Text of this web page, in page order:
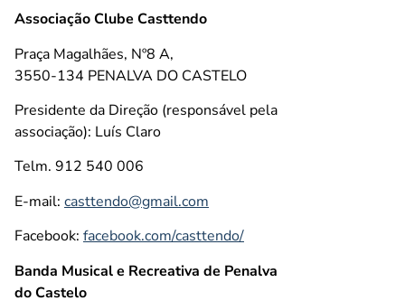
Associação Clube Casttendo
Praça Magalhães, Nº8 A,
3550-134 PENALVA DO CASTELO
Presidente da Direção (responsável pela
associação): Luís Claro
Telm. 912 540 006
E-mail: casttendo@gmail.com
Facebook: facebook.com/casttendo/
Banda Musical e Recreativa de Penalva
do Castelo